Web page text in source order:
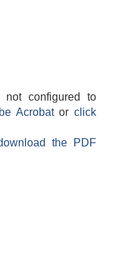
not configured to
Acrobatorclick
the PDF